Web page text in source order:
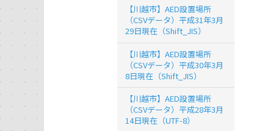
【川越市】AED設置場所
（CSVデータ）平成31年3月
29日現在（Shift_JIS）
【川越市】AED設置場所
（CSVデータ）平成30年3月
8日現在（Shift_JIS）
【川越市】AED設置場所
（CSVデータ）平成28年3月
14日現在（UTF-8）